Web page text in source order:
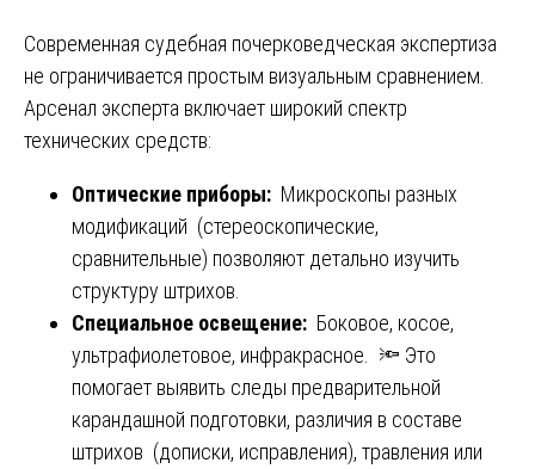
Современная судебная почерковедческая экспертиза
не ограничивается простым визуальным сравнением.
Арсенал эксперта включает широкий спектр
технических средств:
Оптические приборы: Микроскопы разных
модификаций (стереоскопические,
сравнительные) позволяют детально изучить
структуру штрихов.
Специальное освещение: Боковое, косое,
ультрафиолетовое, инфракрасное. 🔦 Это
помогает выявить следы предварительной
карандашной подготовки, различия в составе
штрихов (дописки, исправления), травления или